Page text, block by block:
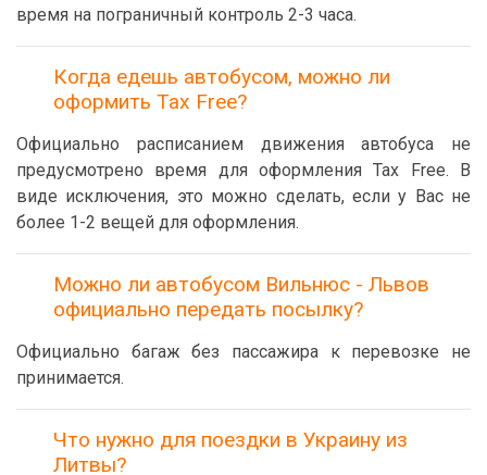
время на пограничный контроль 2-3 часа.
Когда едешь автобусом, можно ли
оформить Tax Free?
Официально расписанием движения автобуса не
предусмотрено время для оформления Tax Free. В
виде исключения, это можно сделать, если у Вас не
более 1-2 вещей для оформления.
Можно ли автобусом Вильнюс - Львов
официально передать посылку?
Официально багаж без пассажира к перевозке не
принимается.
Что нужно для поездки в Украину из
Литвы?